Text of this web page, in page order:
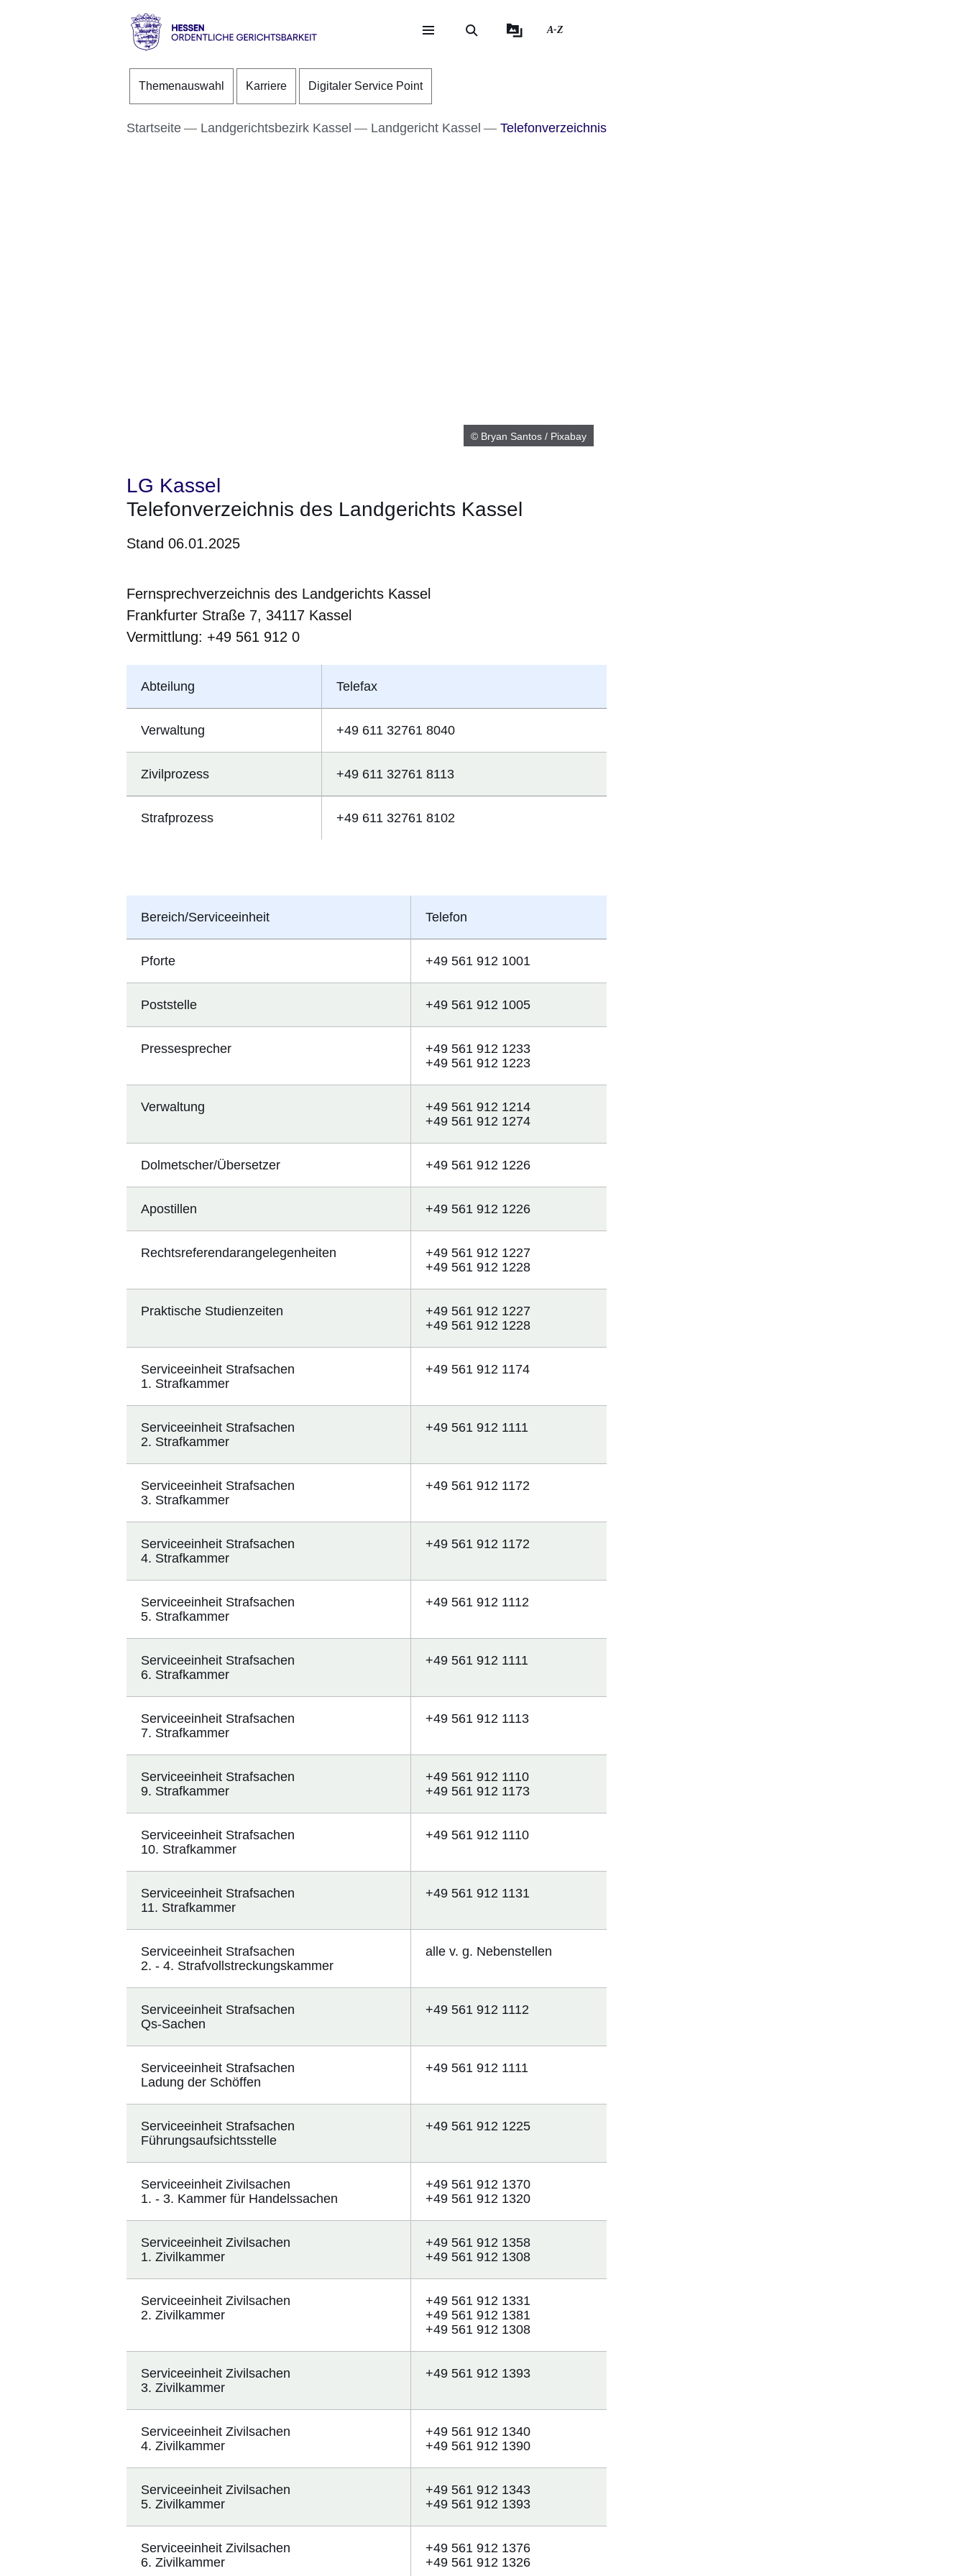
Direkt zum Kopf der Seite
Direkt zum Inhalt
Direkt zum Fuß der Seite
Ordentliche
A-Z
Themenauswahl Karriere Digitaler Service Point
Startseite Landgerichtsbezirk Kassel Landgericht Kassel Telefonverzeichnis
© Bryan Santos / Pixabay
LG Kassel
Telefonverzeichnis des Landgerichts Kassel
Stand 06.01.2025
Fernsprechverzeichnis des Landgerichts Kassel
Frankfurter Straße 7, 34117 Kassel
Vermittlung: +49 561 912 0
Abteilung Telefax
Verwaltung +49 611 32761 8040
Zivilprozess +49 611 32761 8113
Strafprozess +49 611 32761 8102
Bereich/Serviceeinheit Telefon
Pforte +49 561 912 1001
Poststelle +49 561 912 1005
Pressesprecher
+49 561 912 1233
+49 561 912 1223
Verwaltung
+49 561 912 1214
+49 561 912 1274
Dolmetscher/Übersetzer +49 561 912 1226
Apostillen +49 561 912 1226
Rechtsreferendarangelegenheiten
+49 561 912 1227
+49 561 912 1228
Praktische Studienzeiten
+49 561 912 1227
+49 561 912 1228
Serviceeinheit Strafsachen
1. Strafkammer
+49 561 912 1174
Serviceeinheit Strafsachen
2. Strafkammer
+49 561 912 1111
Serviceeinheit Strafsachen
3. Strafkammer
+49 561 912 1172
Serviceeinheit Strafsachen
4. Strafkammer
+49 561 912 1172
Serviceeinheit Strafsachen
5. Strafkammer
+49 561 912 1112
Serviceeinheit Strafsachen
6. Strafkammer
+49 561 912 1111
Serviceeinheit Strafsachen
7. Strafkammer
+49 561 912 1113
Serviceeinheit Strafsachen
9. Strafkammer
+49 561 912 1110
+49 561 912 1173
Serviceeinheit Strafsachen
10. Strafkammer
+49 561 912 1110
Serviceeinheit Strafsachen
11. Strafkammer
+49 561 912 1131
Serviceeinheit Strafsachen
2. - 4. Strafvollstreckungskammer
alle v. g. Nebenstellen
Serviceeinheit Strafsachen
Qs-Sachen
+49 561 912 1112
Serviceeinheit Strafsachen
Ladung der Schöffen
+49 561 912 1111
Serviceeinheit Strafsachen
Führungsaufsichtsstelle
+49 561 912 1225
Serviceeinheit Zivilsachen
1. - 3. Kammer für Handelssachen
+49 561 912 1370
+49 561 912 1320
Serviceeinheit Zivilsachen
1. Zivilkammer
+49 561 912 1358
+49 561 912 1308
Serviceeinheit Zivilsachen
2. Zivilkammer
+49 561 912 1331
+49 561 912 1381
+49 561 912 1308
Serviceeinheit Zivilsachen
3. Zivilkammer
+49 561 912 1393
Serviceeinheit Zivilsachen
4. Zivilkammer
+49 561 912 1340
+49 561 912 1390
Serviceeinheit Zivilsachen
5. Zivilkammer
+49 561 912 1343
+49 561 912 1393
Serviceeinheit Zivilsachen
6. Zivilkammer
+49 561 912 1376
+49 561 912 1326